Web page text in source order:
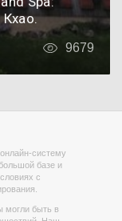
9679
систему
базе и
с
могли быть в